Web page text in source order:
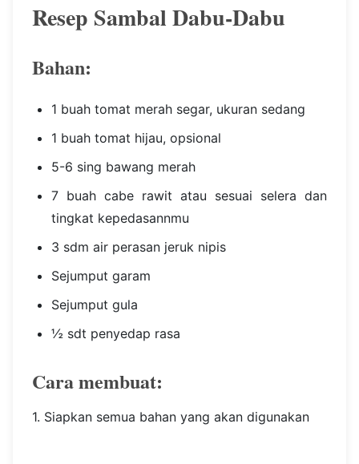
Resep Sambal Dabu-Dabu
Bahan:
1 buah tomat merah segar, ukuran sedang
1 buah tomat hijau, opsional
5-6 sing bawang merah
7 buah cabe rawit atau sesuai selera dan
tingkat kepedasannmu
3 sdm air perasan jeruk nipis
Sejumput garam
Sejumput gula
½ sdt penyedap rasa
Cara membuat:
1. Siapkan semua bahan yang akan digunakan